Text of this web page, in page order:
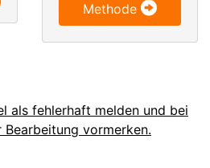
Methode
als fehlerhaft melden und bei
Bearbeitung vormerken.